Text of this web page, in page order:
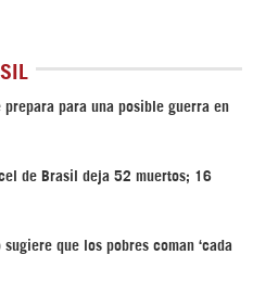
prepara para una posible guerra en
de Brasil deja 52 muertos; 16
sugiere que los pobres coman ‘cada